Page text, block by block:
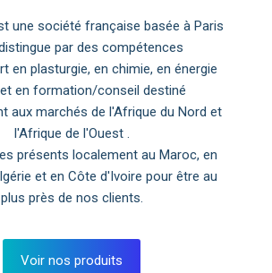
une société française basée à Paris
par des compétences
en plasturgie, en chimie, en énergie
en formation/conseil destiné
aux marchés de l'Afrique du Nord et
l'Afrique de l'Ouest .
présents localement au Maroc, en
et en Côte d'Ivoire pour être au
plus près de nos clients.
Voir nos produits